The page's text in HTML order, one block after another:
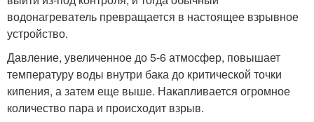
водонагреватель превращается в настоящее взрывное
устройство.
Давление, увеличенное до 5-6 атмосфер, повышает
температуру воды внутри бака до критической точки
кипения, а затем еще выше. Накапливается огромное
количество пара и происходит взрыв.